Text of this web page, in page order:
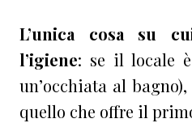
L’unica cosa su
l’igiene: se il locale
un’occhiata al
quello che offre il